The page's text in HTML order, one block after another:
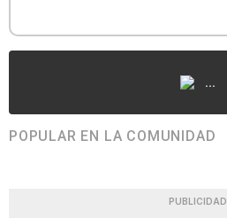
...
POPULAR EN LA COMUNIDAD
PUBLICIDAD